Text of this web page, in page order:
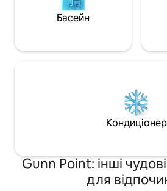
Басейн
Кондиціонер
Gunn Point: інші
для